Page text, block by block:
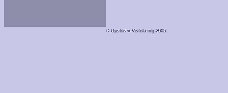
© UpstreamVistula.org 2005